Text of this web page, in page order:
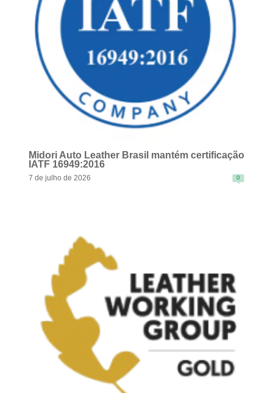
READ MORE
Midori Auto Leather Brasil mantém certificação
IATF 16949:2016
7 de julho de 2026 0